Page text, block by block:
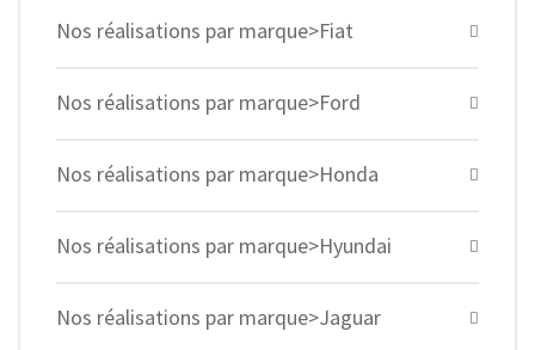
Nos réalisations par marque>Fiat
Nos réalisations par marque>Ford
Nos réalisations par marque>Honda
Nos réalisations par marque>Hyundai
Nos réalisations par marque>Jaguar